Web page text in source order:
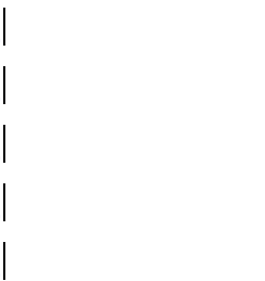
|
|
|
|
|